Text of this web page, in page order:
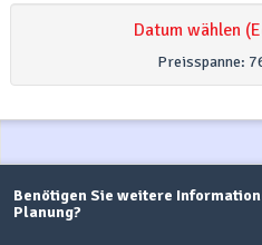
Datum wählen
Preisspanne:
Benötigen Sie weitere
Planung?